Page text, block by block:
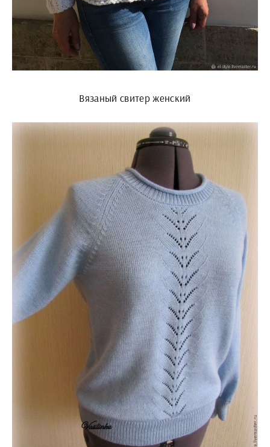
Вязаный свитер женский